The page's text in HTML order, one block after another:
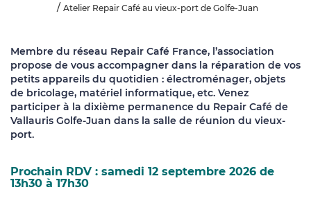
Atelier Repair Café au vieux-port de Golfe-Juan
Membre du réseau Repair Café France, l’association
propose de vous accompagner dans la réparation de vos
petits appareils du quotidien : électroménager, objets
de bricolage, matériel informatique, etc. Venez
participer à la dixième permanence du Repair Café de
Vallauris Golfe-Juan dans la salle de réunion du vieux-
port.
Prochain RDV : samedi 12 septembre 2026 de
13h30 à 17h30